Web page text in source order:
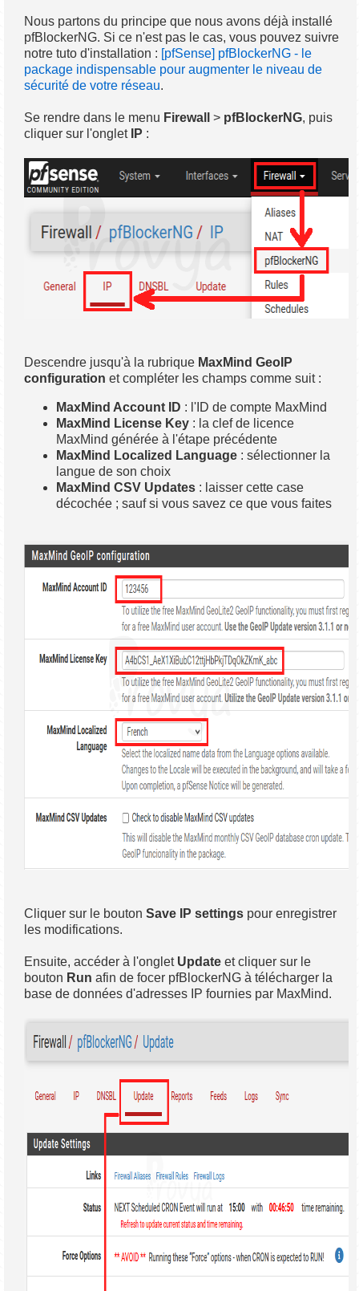
Nous partons du principe que nous avons déjà installé
pfBlockerNG. Si ce n'est pas le cas, vous pouvez suivre
notre tuto d'installation : [pfSense] pfBlockerNG - le
package indispensable pour augmenter le niveau de
sécurité de votre réseau.
Se rendre dans le menu Firewall > pfBlockerNG, puis
cliquer sur l'onglet IP :
Descendre jusqu'à la rubrique MaxMind GeoIP
configuration et compléter les champs comme suit :
MaxMind Account ID : l'ID de compte MaxMind
MaxMind License Key : la clef de licence
MaxMind générée à l'étape précédente
MaxMind Localized Language : sélectionner la
langue de son choix
MaxMind CSV Updates : laisser cette case
décochée ; sauf si vous savez ce que vous faites
Cliquer sur le boutonSave IP settings pour enregistrer
les modifications.
Ensuite, accéder à l'onglet Update et cliquer sur le
bouton Run afin de focer pfBlockerNG à télécharger la
base de données d'adresses IP fournies par MaxMind.